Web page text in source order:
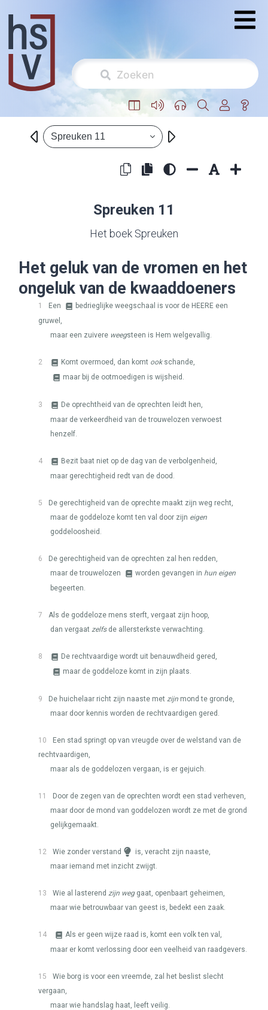
Spreuken 11
Spreuken 11
Het boek Spreuken
Het geluk van de vromen en het
ongeluk van de kwaaddoeners
1 Een bedrieglijke weegschaal is voor de HEERE een
gruwel,
maar een zuivere weegsteen is Hem welgevallig.
2 Komt overmoed, dan komt ookschande,
maar bij de ootmoedigen is wijsheid.
3
De oprechtheid van de oprechten leidt hen,
maar de verkeerdheid van de trouwelozen verwoest
henzelf.
4
Bezit baat niet op de dag van de verbolgenheid,
maar gerechtigheid redt van de dood.
5
De gerechtigheid van de oprechte maakt zijn weg recht,
maar de goddeloze komt ten val door zijn eigen
goddeloosheid.
6
De gerechtigheid van de oprechten zal hen redden,
maar de trouwelozen
worden gevangen in hun eigen
begeerten.
7
Als de goddeloze mens sterft, vergaat zijn hoop,
dan vergaat zelfsde allersterkste verwachting.
8
De rechtvaardige wordt uit benauwdheid gered,
maar de goddeloze komt in zijn plaats.
9 De huichelaar richt zijn naaste met zijn mond te gronde,
maar door kennis worden de rechtvaardigen gered.
10
Een stad springt op van vreugde over de welstand van de
rechtvaardigen,
maar als de goddelozen vergaan, is er gejuich.
11
Door de zegen van de oprechten wordt een stad verheven,
maar door de mond van goddelozen wordt ze met de grond
gelijkgemaakt.
12 Wie zonder verstand
is, veracht zijn naaste,
maar iemand met inzicht zwijgt.
13 Wie al lasterend zijn weggaat, openbaart geheimen,
maar wie betrouwbaar van geest is, bedekt een zaak.
14
Als er geen wijze raad is, komt een volk ten val,
maar er komt verlossing door een veelheid van raadgevers.
15
Wie borg is voor een vreemde, zal het beslist slecht
vergaan,
maar wie handslag haat, leeft veilig.